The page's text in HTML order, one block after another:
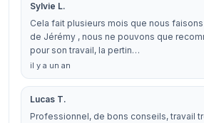
Sylvie L.
Cela fait plusieurs mois que nous
de Jérémy , nous ne pouvons que
pour son travail, la pertin…
il y a un an
Lucas T.
Professionnel, de bons conseils, travail